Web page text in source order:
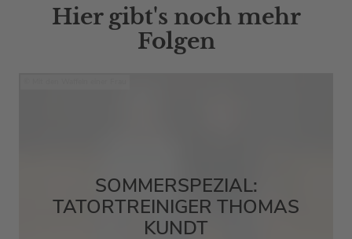
Hier gibt's noch mehr
Folgen
SOMMERSPEZIAL:
TATORTREINIGER THOMAS
KUNDT